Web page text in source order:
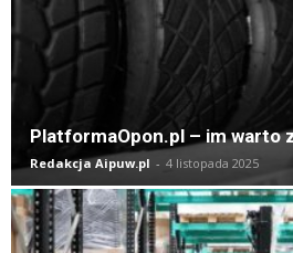
PlatformaOpon.pl – im warto
Redakcja Aipuw.pl - 4 listopada 2025